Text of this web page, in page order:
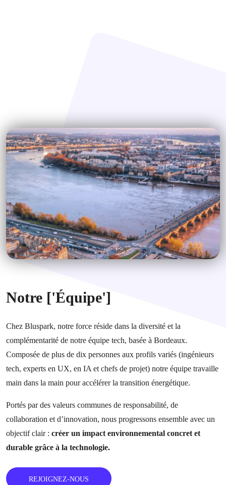
Notre ['Équipe']
Chez Bluspark, notre force réside dans la diversité et la
complémentarité de notre équipe tech, basée à Bordeaux.
Composée de plus de dix personnes aux profils variés (ingénieurs
tech, experts en UX, en IA et chefs de projet) notre équipe travaille
main dans la main pour accélérer la transition énergétique.
Portés par des valeurs communes de responsabilité, de
collaboration et d’innovation, nous progressons ensemble avec un
objectif clair : créer un impact environnemental concret et
durable grâce à la technologie.
REJOIGNEZ-NOUS